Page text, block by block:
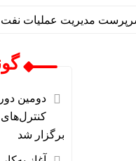
مدیریت عملیات نفت و گاز
دومین
برگزار شد